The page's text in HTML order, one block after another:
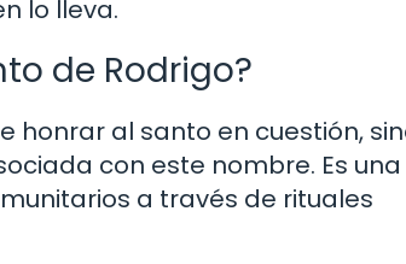
lo lleva.
de Rodrigo?
honrar al santo en cuestión,
con este nombre. Es una
a través de rituales